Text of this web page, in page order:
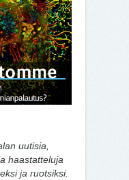
uutisia,
haastatteluja
ja ruotsiksi.